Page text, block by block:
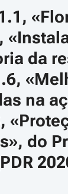
+ seta
da
na
do